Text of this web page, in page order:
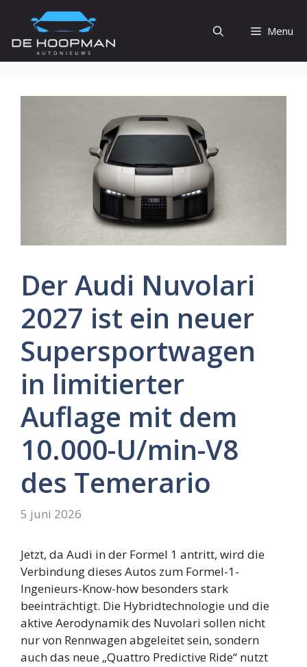
de
inhoud
Menu
Der Audi Nuvolari
2027 ist ein neuer
Supersportwagen
in limitierter
Auflage mit dem
10.000-U/min-V8
des Temerario
5 juni 2026
Jetzt, da Audi in der Formel 1 antritt, wird die
Verbindung dieses Autos zum Formel-1-
Ingenieurs-Know-how besonders stark
beeinträchtigt. Die Hybridtechnologie und die
aktive Aerodynamik des Nuvolari sollen nicht
nur von Rennwagen abgeleitet sein, sondern
auch das neue „Quattro Predictive Ride“ nutzt